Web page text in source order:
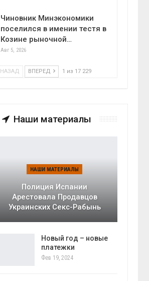
Чиновник Минэкономики
поселился в имении тестя в
Козине рыночной…
Авг 5, 2026
НАЗАД ВПЕРЕД 1 из 17 229
Наши материалы
НАШИ МАТЕРИАЛЫ
Полиция Испании
Арестовала Продавцов
Украинских Секс-Рабынь
Новый год – новые
платежки
Фев 19, 2024